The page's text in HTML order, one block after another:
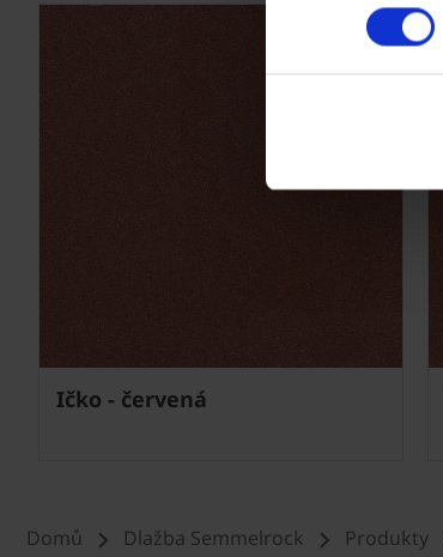
Ičko - červená
Domů Dlažba Semmelrock Produkty